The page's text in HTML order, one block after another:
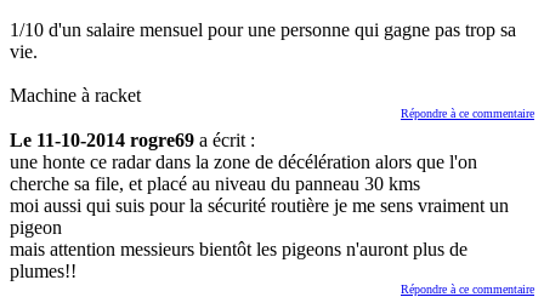
1/10 d'un salaire mensuel pour une personne qui gagne pas trop sa
vie.
Machine à racket
Répondre à ce commentaire
Le 11-10-2014 rogre69 a écrit :
une honte ce radar dans la zone de décélération alors que l'on
cherche sa file, et placé au niveau du panneau 30 kms
moi aussi qui suis pour la sécurité routière je me sens vraiment un
pigeon
mais attention messieurs bientôt les pigeons n'auront plus de
plumes!!
Répondre à ce commentaire